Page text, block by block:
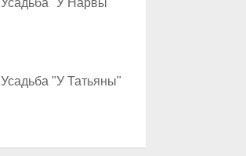
Усадьба "У Нарвы"
Усадьба "У Татьяны"